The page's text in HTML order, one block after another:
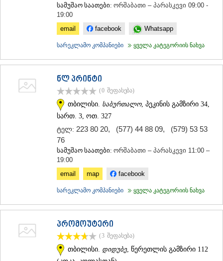
სამუშაო საათები: ორშაბათი – პარასკევი 09:00 -
19:00
email
facebook Whatsapp
სარეკლამო კომპანიები ყველა კატეგორიის ნახვა
ნლ პრინტი
(0 შეფასება)
თბილისი. საბურთალო, პეკინის გამზირი 34,
სართ. 3, ოთ. 327
ტელ: 223 80 20, (577) 44 88 09, (579) 53 53
76
სამუშაო საათები: ორშაბათი – პარასკევი 11:00 –
19:00
email
map facebook
სარეკლამო კომპანიები ყველა კატეგორიის ნახვა
პრომოუტერი
(3 შეფასება)
თბილისი. დიდუბე , წერეთლის გამზირი 112